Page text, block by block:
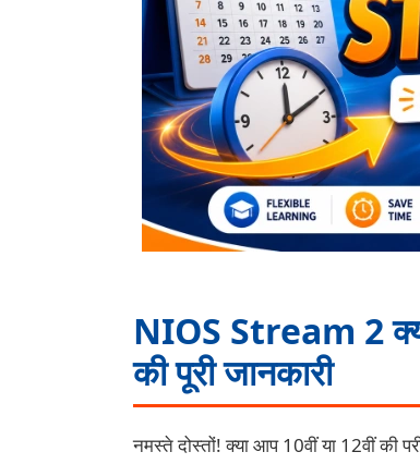
NIOS Stream 2
की पूरी जानकारी
नमस्ते दोस्तों! क्या आप 10वीं या 12वीं की